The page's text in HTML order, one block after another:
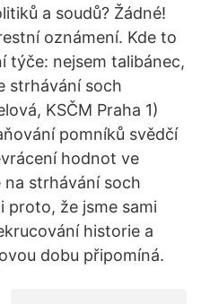
a soudů? Žádné!
oznámení. Kde to
týče: nejsem talibánec,
strhávání soch
KSČM Praha 1)
pomníků svědčí
hodnot ve
strhávání soch
proto, že jsme sami
historie a
dobu připomíná.